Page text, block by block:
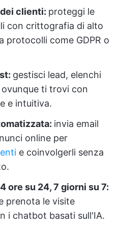
clienti: proteggi le
con crittografia di alto
protocolli come GDPR o
gestisci lead, elenchi
ti trovi con
e intuitiva.
invia email
online per
e coinvolgerli senza
ore su 24, 7 giorni su 7:
prenota le visite
i chatbot basati sull'IA.